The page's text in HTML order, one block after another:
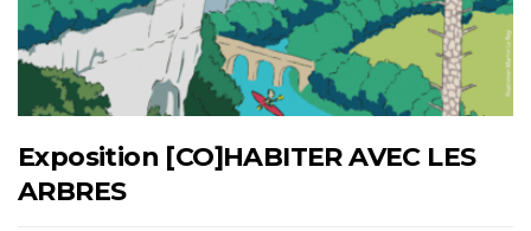
Exposition [CO]HABITER AVEC LES
ARBRES